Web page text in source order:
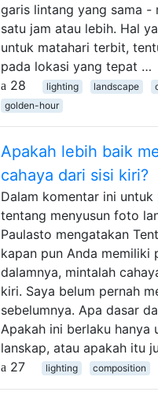
garis lintang yang sama -
satu jam atau lebih. Hal
untuk matahari terbit,
pada lokasi yang tepat …
28
lighting landscape
golden-hour
Apakah lebih baik
cahaya dari sisi kiri?
Dalam komentar ini
tentang menyusun foto
Paulasto mengatakan
kapan pun Anda memiliki
dalamnya, mintalah
kiri. Saya belum pernah
sebelumnya. Apa dasar
Apakah ini berlaku
lanskap, atau apakah itu
27
lighting composition